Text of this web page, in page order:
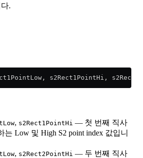
.
s2Rect1PointHi,
, s2Rect1PointHi — 첫 번째 직사
는 Low 및 High S2 point index 값입니
, s2Rect2PointHi — 두 번째 직사